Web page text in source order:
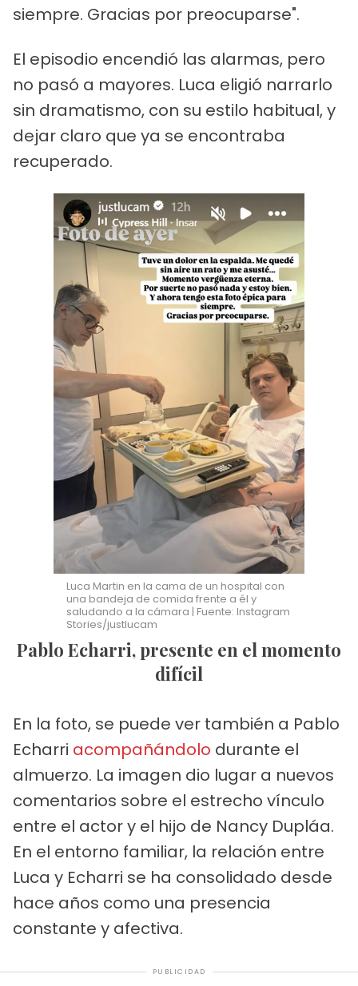
siempre. Gracias por preocuparse".
El episodio encendió las alarmas, pero
no pasó a mayores. Luca eligió narrarlo
sin dramatismo, con su estilo habitual, y
dejar claro que ya se encontraba
recuperado.
Luca Martin en la cama de un hospital con
una bandeja de comida frente a él y
saludando a la cámara | Fuente: Instagram
Stories/justlucam
Pablo Echarri, presente en el momento
difícil
En la foto, se puede ver también a Pablo
Echarri acompañándolo durante el
almuerzo. La imagen dio lugar a nuevos
comentarios sobre el estrecho vínculo
entre el actor y el hijo de Nancy Dupláa.
En el entorno familiar, la relación entre
Luca y Echarri se ha consolidado desde
hace años como una presencia
constante y afectiva.
PUBLICIDAD